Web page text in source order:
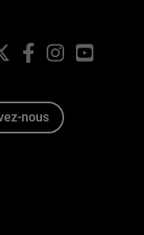
FacebookInstagramYouTube
nous